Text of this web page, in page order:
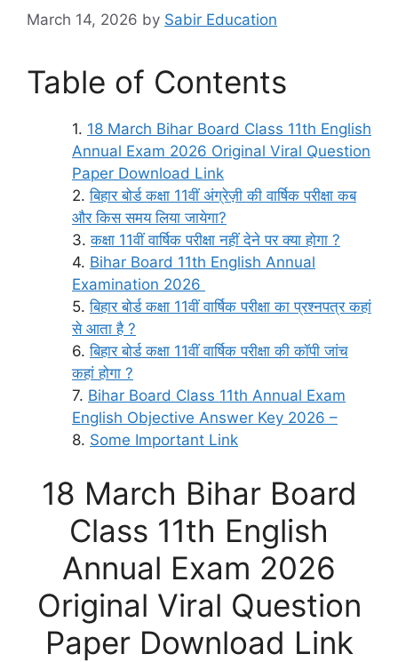
March 14, 2026 by Sabir Education
Table of Contents
18 March Bihar Board Class 11th English
Annual Exam 2026 Original Viral Question
Paper Download Link
बिहार बोर्ड कक्षा 11वीं अंग्रेज़ी की वार्षिक परीक्षा कब
और किस समय लिया जायेगा?
कक्षा 11वीं वार्षिक परीक्षा नहीं देने पर क्या होगा ?
Bihar Board 11th English Annual
Examination 2026
बिहार बोर्ड कक्षा 11वीं वार्षिक परीक्षा का प्रश्नपत्र कहां
से आता है ?
बिहार बोर्ड कक्षा 11वीं वार्षिक परीक्षा की कॉपी जांच
कहां होगा ?
Bihar Board Class 11th Annual Exam
English Objective Answer Key 2026 –
Some Important Link
18 March Bihar Board
Class 11th English
Annual Exam 2026
Original Viral Question
Paper Download Link